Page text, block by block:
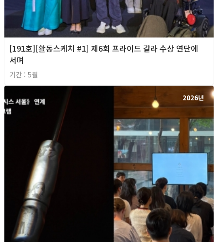
[191호][활동스케치 #1] 제6회 프라이드 갈라 수상 연단에
서며
기간 : 5월
2026년